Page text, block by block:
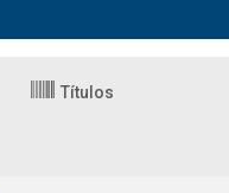
Títulos